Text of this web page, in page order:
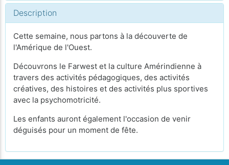
Description
Cette semaine, nous partons à la découverte de
l'Amérique de l'Ouest.
Découvrons le Farwest et la culture Amérindienne à
travers des activités pédagogiques, des activités
créatives, des histoires et des activités plus sportives
avec la psychomotricité.
Les enfants auront également l'occasion de venir
déguisés pour un moment de fête.